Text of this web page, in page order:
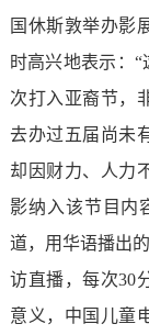
国休斯敦举办影
时高兴地表示：
次打入亚裔节，
去办过五届尚未
却因财力、人力
影纳入该节目内
道，用华语播出
访直播，每次30
意义，中国儿童